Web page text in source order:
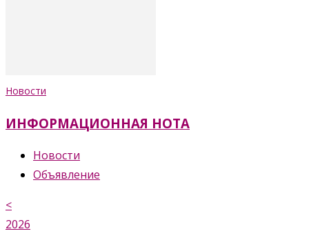
Новости
ИНФОРМАЦИОННАЯ НОТА
Новости
Объявление
<
2026